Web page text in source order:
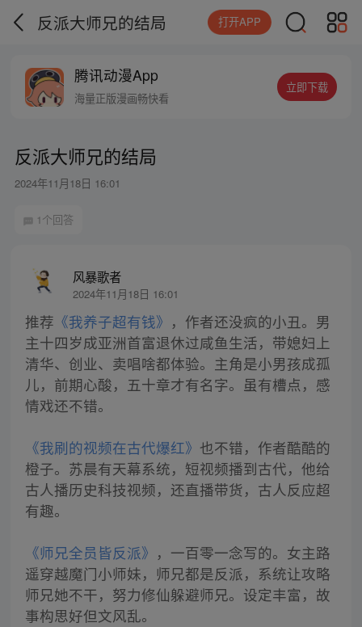
反派大师兄的结局 打开APP
腾讯动漫App
海量正版漫画畅快看
立即下载
反派大师兄的结局
2024年11月18日 16:01
1个回答
风暴歌者
2024年11月18日 16:01
推荐 《我养子超有钱》 ，作者还没疯的小丑。男
主十四岁成亚洲首富退休过咸鱼生活，带媳妇上
清华、创业、卖唱啥都体验。主角是小男孩成孤
儿，前期心酸，五十章才有名字。虽有槽点，感
情戏还不错。
《我刷的视频在古代爆红》 也不错，作者酷酷的
橙子。苏晨有天幕系统，短视频播到古代，他给
古人播历史科技视频，还直播带货，古人反应超
有趣。
《师兄全员皆反派》 ，一百零一念写的。女主路
遥穿越魔门小师妹，师兄都是反派，系统让攻略
师兄她不干，努力修仙躲避师兄。设定丰富，故
事构思好但文风乱。